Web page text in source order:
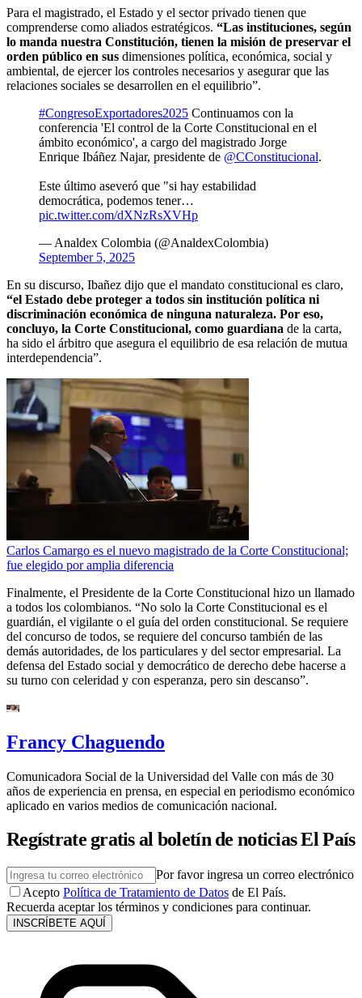
Para el magistrado, el Estado y el sector privado tienen que
comprenderse como aliados estratégicos. “Las instituciones, según
lo manda nuestra Constitución, tienen la misión de preservar el
orden público en sus dimensiones política, económica, social y
ambiental, de ejercer los controles necesarios y asegurar que las
relaciones sociales se desarrollen en el equilibrio”.
#CongresoExportadores2025 Continuamos con la
conferencia 'El control de la Corte Constitucional en el
ámbito económico', a cargo del magistrado Jorge
Enrique Ibáñez Najar, presidente de @CConstitucional.
Este último aseveró que "si hay estabilidad
democrática, podemos tener…
pic.twitter.com/dXNzRsXVHp
— Analdex Colombia (@AnaldexColombia)
September 5, 2025
En su discurso, Ibañez dijo que el mandato constitucional es claro,
“el Estado debe proteger a todos sin institución política ni
discriminación económica de ninguna naturaleza. Por eso,
concluyo, la Corte Constitucional, como guardiana de la carta,
ha sido el árbitro que asegura el equilibrio de esa relación de mutua
interdependencia”.
Carlos Camargo es el nuevo magistrado de la Corte Constitucional;
fue elegido por amplia diferencia
Finalmente, el Presidente de la Corte Constitucional hizo un llamado
a todos los colombianos. “No solo la Corte Constitucional es el
guardián, el vigilante o el guía del orden constitucional. Se requiere
del concurso de todos, se requiere del concurso también de las
demás autoridades, de los particulares y del sector empresarial. La
defensa del Estado social y democrático de derecho debe hacerse a
su turno con celeridad y con esperanza, pero sin descanso”.
Francy Chaguendo
Comunicadora Social de la Universidad del Valle con más de 30
años de experiencia en prensa, en especial en periodismo económico
aplicado en varios medios de comunicación nacional.
Regístrate gratis al boletín de noticias El País
Por favor ingresa un correo electrónico
Acepto Política de Tratamiento de Datos de El País.
Recuerda aceptar los términos y condiciones para continuar.
INSCRÍBETE AQUÍ